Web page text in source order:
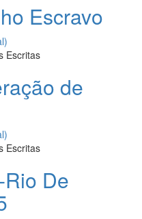
Escravo
Escritas
de
Escritas
De